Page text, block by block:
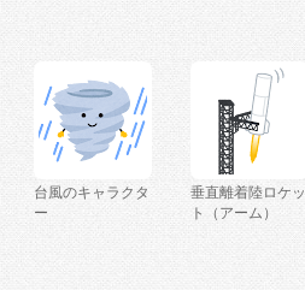
台風のキャラクタ
ー
垂直離着陸ロケッ
ト（アーム）